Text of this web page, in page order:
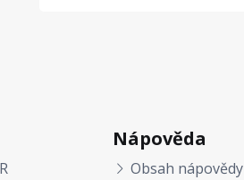
Nápověda
Obsah nápovědy